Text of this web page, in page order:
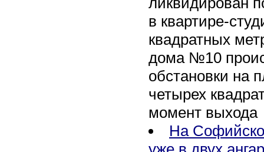
в квартире-
квадратных
дома №10
обстановки на
четырех
момент выхода
На